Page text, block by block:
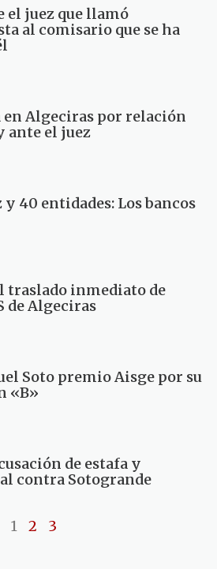
el juez que llamó
al comisario que se ha
en Algeciras por relación
ante el juez
40 entidades: Los bancos
traslado inmediato de
de Algeciras
Soto premio Aisge por su
«B»
de estafa y
contra Sotogrande
1 2 3